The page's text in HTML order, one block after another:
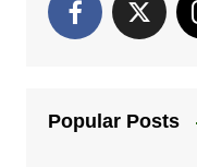
Popular Posts